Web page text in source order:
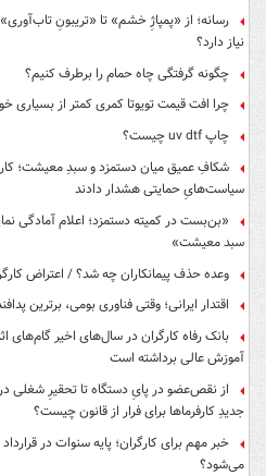
رسانه؛ از «پمپاژِ خشم» تا «تریبونِ
نیاز دارد؟
چگونه گرفتگی چاه حمام را برطرف کنیم؟
چرا افت قیمت تویوتا کمری کمتر از
چاپ uv dtf چیست؟
شکافِ عمیق میان دستمزد و سبدِ معیشت؛
سیاست‌هایِ حمایتی هشدار دادند
«بن‌بست در کمیته دستمزد؛ اعلام آمادگی
سبد معیشت»
وعده حذف پیمانکاران چه شد؟ / اعتراض
اقتدار ایرانی؛ وقتی فناوری بومی، برترین
بانک رفاه کارگران در سال‌های اخیر
آموزش عالی برداشته است
از نقص‌عضو در پایِ دستگاه تا تحقیرِ شغلی
جدیدِ کارفرماها برای فرار از قانون چیست؟
خبر مهم برای کارگران؛ پایه سنوات در
می‌شود؟